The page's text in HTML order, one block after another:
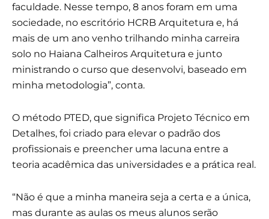
faculdade. Nesse tempo, 8 anos foram em uma
sociedade, no escritório HCRB Arquitetura e, há
mais de um ano venho trilhando minha carreira
solo no Haiana Calheiros Arquitetura e junto
ministrando o curso que desenvolvi, baseado em
minha metodologia”, conta.
O método PTED, que significa Projeto Técnico em
Detalhes, foi criado para elevar o padrão dos
profissionais e preencher uma lacuna entre a
teoria acadêmica das universidades e a prática real.
“Não é que a minha maneira seja a certa e a única,
mas durante as aulas os meus alunos serão